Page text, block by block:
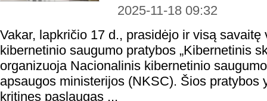
2025-11-18 09:32
Vakar, lapkričio 17 d., prasidėjo ir visą savaitę
kibernetinio saugumo pratybos „Kibernetinis
organizuoja Nacionalinis kibernetinio
apsaugos ministerijos (NKSC). Šios pratybos
kritines paslaugas ...